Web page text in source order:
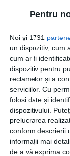
Pentru
Noi și 1731
un dispozitiv, cum
cum ar fi
dispozitiv pentru
reclamelor și a
serviciilor. Cu
folosi date și
dispozitivului.
prelucrarea
conform descrierii
informații mai
de a vă exprima
ARTICOLE ONLINE
Cum s-a
Cum a ajuns